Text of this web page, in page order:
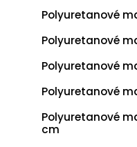
Polyuretanové
Polyuretanové
Polyuretanové
Polyuretanové
Polyuretanové
cm